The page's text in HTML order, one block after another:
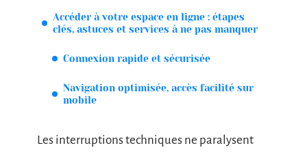
Accéder à votre espace en ligne : étapes
clés, astuces et services à ne pas manquer
Connexion rapide et sécurisée
Navigation optimisée, accès facilité sur
mobile
Les interruptions techniques ne paralysent